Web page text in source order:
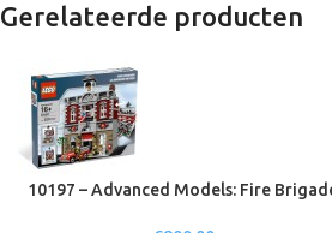
Gerelateerde producten
10197 – Advanced Models: Fire